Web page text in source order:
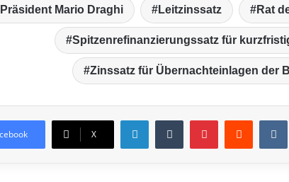
Mario Draghi Leitzinssatz Rat
Spitzenrefinanzierungssatz für
Zinssatz für Übernachteinlagen der
X
LinkedIn